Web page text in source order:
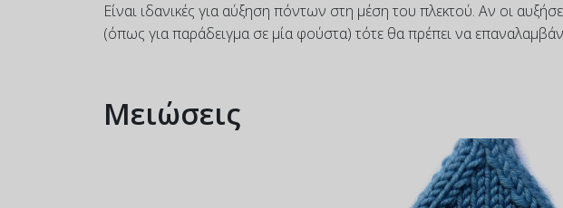
Είναι ιδανικές για αύξηση πόντων στη μέση του πλεκτού. Αν οι
(όπως για παράδειγμα σε μία φούστα) τότε θα πρέπει να
Μειώσεις